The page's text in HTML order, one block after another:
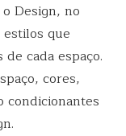
Design, no
que
cada espaço.
cores,
condicionantes